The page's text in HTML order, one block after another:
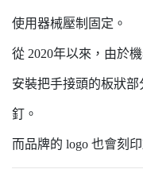
使用器械壓制固定。
從 2020年以來，由於
安裝把手接頭的板狀
釘。
而品牌的 logo 也會刻